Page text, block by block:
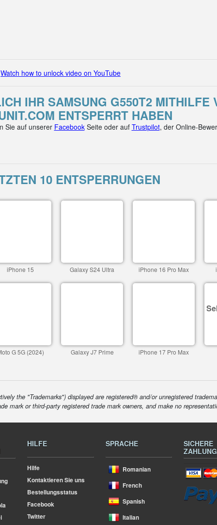
Watch how to unlock video on YouTube
IHR SAMSUNG G550T2 MITHILFE
ENTSPERRT HABEN
Sie auf unserer FacebookSeite oder auf Trustpilot, der Online-
10 ENTSPERRUNGEN
iPhone 15 Galaxy S24 Ultra iPhone 16 Pro Max
G 5G (2024) Galaxy J7 Prime iPhone 17 Pro Max
the "Trademarks") displayed are registered® and/or unregistered
mark or third-party registered trade mark owners, and make no
HILFE
Hilfe
Kontaktieren Sie uns
Bestellungsstatus
Facebook
Twitter
SPRACHE
Romanian
French
Spanish
Italian
SICHERE